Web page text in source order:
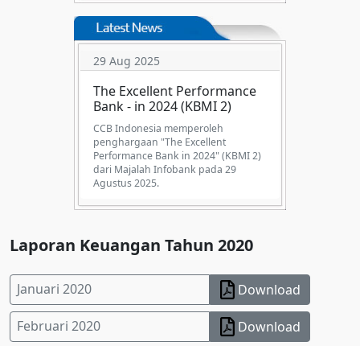
29 Aug 2025
The Excellent Performance
Bank - in 2024 (KBMI 2)
CCB Indonesia memperoleh
penghargaan "The Excellent
Performance Bank in 2024" (KBMI 2)
dari Majalah Infobank pada 29
Agustus 2025.
Laporan Keuangan Tahun 2020
Januari 2020 Download
Februari 2020 Download